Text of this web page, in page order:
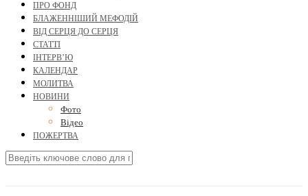
ПРО ФОНД
БЛАЖЕННІШИЙ МЕФОДІЙ
ВІД СЕРЦЯ ДО СЕРЦЯ
СТАТТІ
ІНТЕРВ’Ю
КАЛЕНДАР
МОЛИТВА
НОВИНИ
Фото
Відео
ПОЖЕРТВА